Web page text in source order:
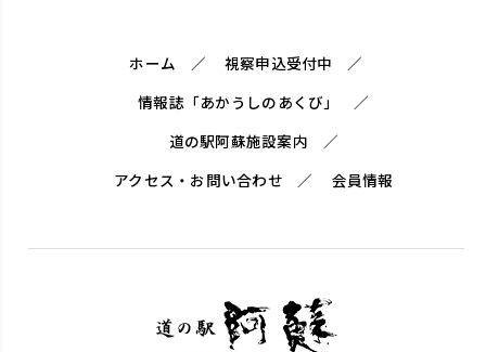
ホーム
視察申込受付中
情報誌「あかうしのあくび」
道の駅阿蘇施設案内
アクセス・お問い合わせ
会員情報